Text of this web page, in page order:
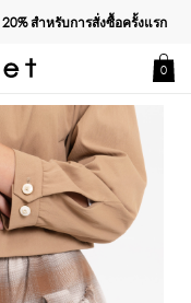
20%สำหรับการสั่งซื้อครั้งแรก
0